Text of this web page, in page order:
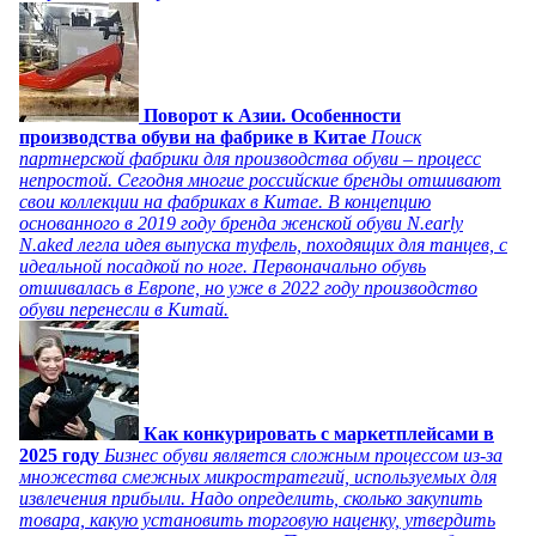
Поворот к Азии. Особенности
производства обуви на фабрике в Китае Поиск
партнерской фабрики для производства обуви – процесс
непростой. Сегодня многие российские бренды отшивают
свои коллекции на фабриках в Китае. В концепцию
основанного в 2019 году бренда женской обуви N.early
N.aked легла идея выпуска туфель, походящих для танцев, с
идеальной посадкой по ноге. Первоначально обувь
отшивалась в Европе, но уже в 2022 году производство
обуви перенесли в Китай.
Как конкурировать с маркетплейсами в
2025 году Бизнес обуви является сложным процессом из-за
множества смежных микростратегий, используемых для
извлечения прибыли. Надо определить, сколько закупить
товара, какую установить торговую наценку, утвердить